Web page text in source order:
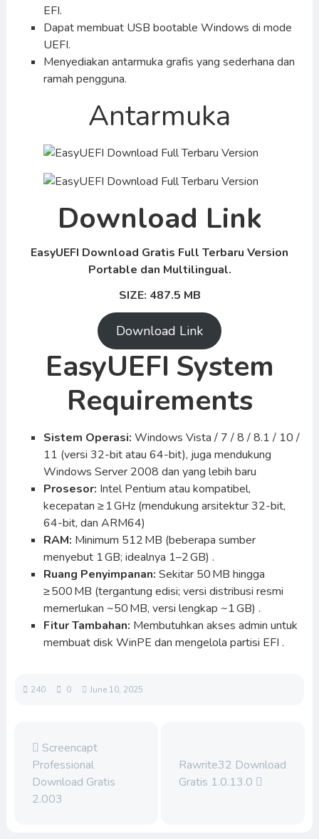
EFI.
Dapat membuat USB bootable Windows di mode
UEFI.
Menyediakan antarmuka grafis yang sederhana dan
ramah pengguna.
Antarmuka
Download Link
EasyUEFI Download Gratis Full Terbaru Version
Portable dan Multilingual.
SIZE: 487.5 MB
Download Link
EasyUEFI System
Requirements
Sistem Operasi: Windows Vista / 7 / 8 / 8.1 / 10 /
11 (versi 32-bit atau 64-bit), juga mendukung
Windows Server 2008 dan yang lebih baru
Prosesor: Intel Pentium atau kompatibel,
kecepatan ≥ 1 GHz (mendukung arsitektur 32-bit,
64-bit, dan ARM64)
RAM: Minimum 512 MB (beberapa sumber
menyebut 1 GB; idealnya 1–2 GB) .
Ruang Penyimpanan: Sekitar 50 MB hingga
≥ 500 MB (tergantung edisi; versi distribusi resmi
memerlukan ~50 MB, versi lengkap ~1 GB) .
Fitur Tambahan: Membutuhkan akses admin untuk
membuat disk WinPE dan mengelola partisi EFI .
240 0 June 10, 2025
Screencapt
Professional
Download Gratis
2.003
Rawrite32 Download
Gratis 1.0.13.0